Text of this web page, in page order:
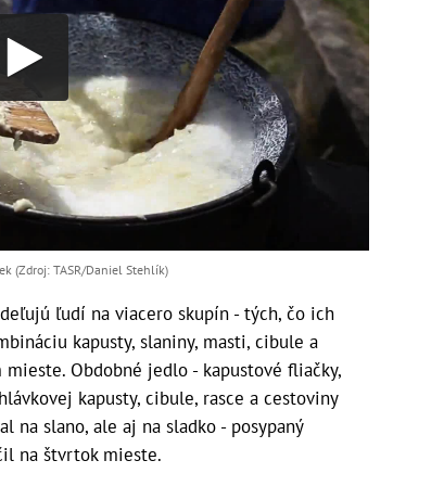
(Zdroj: TASR/Daniel Stehlík)
ľudí na viacero skupín - tých, čo ich
kapusty, slaniny, masti, cibule a
Obdobné jedlo - kapustové fliačky,
kapusty, cibule, rasce a cestoviny
na slano, ale aj na sladko - posypaný
na štvrtok mieste.